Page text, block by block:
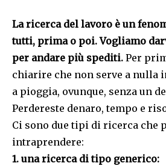
La ricerca del lavoro è un
tutti, prima o poi. Vogliamo
per andare più spediti. Per
chiarire che non serve a nulla
a pioggia, ovunque, senza un
Perdereste denaro, tempo e
Ci sono due tipi di ricerca che
intraprendere:
1. una ricerca di tipo generico: